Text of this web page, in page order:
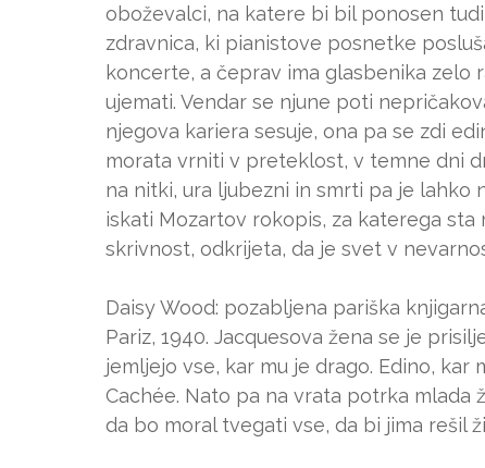
oboževalci, na katere bi bil ponosen
zdravnica, ki pianistove posnetke
koncerte, a čeprav ima glasbenika zelo
ujemati. Vendar se njune poti
njegova kariera sesuje, ona pa se zdi
morata vrniti v preteklost, v temne dni
na nitki, ura ljubezni in smrti pa je lahko
iskati Mozartov rokopis, za katerega
skrivnost, odkrijeta, da je svet v
Daisy Wood: pozabljena pariška
Pariz, 1940. Jacquesova žena se je
jemljejo vse, kar mu je drago. Edino,
Cachée. Nato pa na vrata potrka mlada
da bo moral tvegati vse, da bi jima rešil